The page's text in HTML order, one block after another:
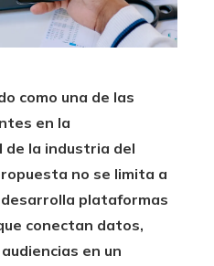
como una de las
en la
la industria del
no se limita a
plataformas
conectan datos,
en un